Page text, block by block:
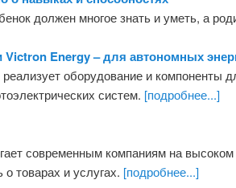
должен многое знать и уметь, а
Energy – для автономных
оборудование и компоненты
систем. [подробнее...]
современным компаниям на
товарах и услугах. [подробнее...]